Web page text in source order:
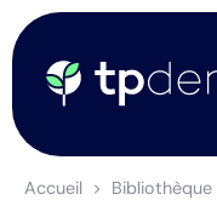
Accueil Bibliothèque